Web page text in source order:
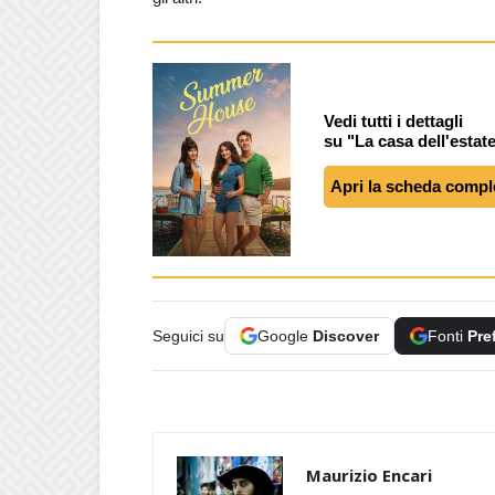
Vedi tutti i dettagli
su "La casa
Apri la scheda
Seguici su Google Discover Fonti
Maurizio Encari